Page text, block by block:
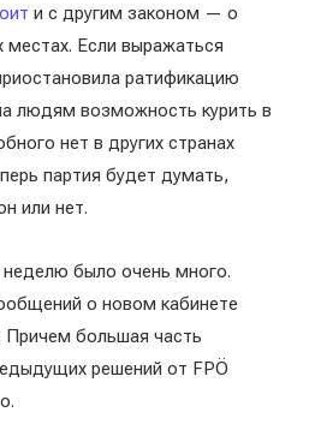
и с другим законом — о
Если выражаться
ратификацию
людям возможность курить в
нет в других странах
партия будет думать,
или нет.
неделю было очень много.
о новом кабинете
Причем большая часть
решений от FPÖ